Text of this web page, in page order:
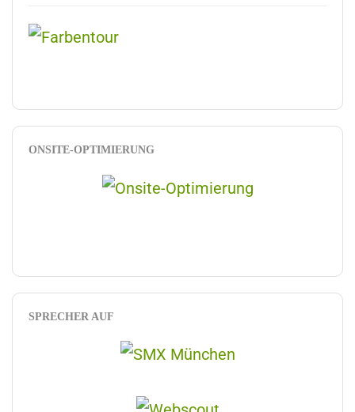
ONSITE-OPTIMIERUNG
SPRECHER AUF